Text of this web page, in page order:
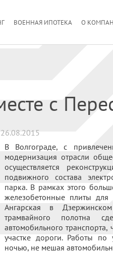
ВОЕННАЯ ИПОТЕКА О
с
26.08.2015
В Волгограде, с
модернизация отрасли
осуществляется
подвижного состава
парка. В рамках этого
железобетонные плиты для
Ангарская в
трамвайного полотна
автомобильного транспорта,
участке дороги. Работы по
ночью, не мешая